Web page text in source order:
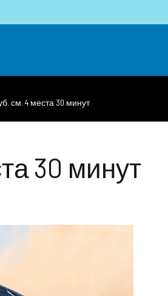
см. 4 места 30 минут
30 минут